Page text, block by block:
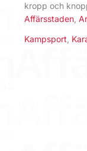
kropp och
Affärsstaden
Kampsport